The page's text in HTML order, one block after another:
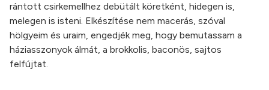
rántott csirkemellhez debütált köretként, hidegen is,
melegen is isteni. Elkészítése nem macerás, szóval
hölgyeim és uraim, engedjék meg, hogy bemutassam a
háziasszonyok álmát, a brokkolis, baconös, sajtos
felfújtat.